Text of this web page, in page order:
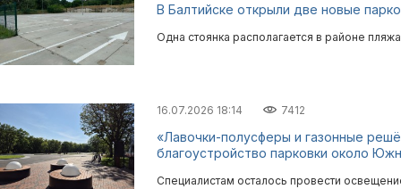
В Балтийске открыли две новые
Одна стоянка располагается в районе
16.07.2026 18:14 7412
«Лавочки-полусферы и газонные
благоустройство парковки около
Специалистам осталось провести